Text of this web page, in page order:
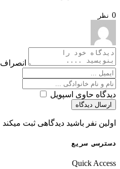
0 نظر
انصراف
دیدگاه حاوی اسپویل
ارسال دیدگاه
اولین نفر باشید دیدگاهی ثبت میکند
دسترسی سریع
Quick Access